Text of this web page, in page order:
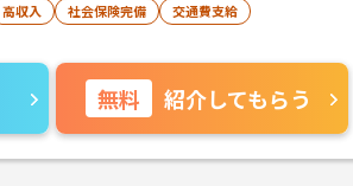
高収入 社会保険完備
交通費支給
無料 紹介してもらう